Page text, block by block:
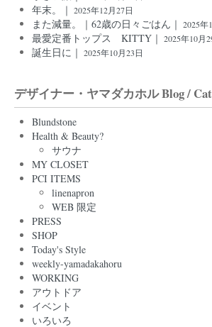
年末。｜ 2025年12月27日
また減量。｜62歳の日々ごはん｜ 2025年
最愛定番トップス KITTY｜ 2025年10月
誕生日に｜ 2025年10月23日
デザイナー・ヤマダカホル Blog /
Blundstone
Health & Beauty?
サウナ
MY CLOSET
PCI ITEMS
linenapron
WEB 限定
PRESS
SHOP
Today's Style
weekly-yamadakahoru
WORKING
アウトドア
イベント
いろいろ